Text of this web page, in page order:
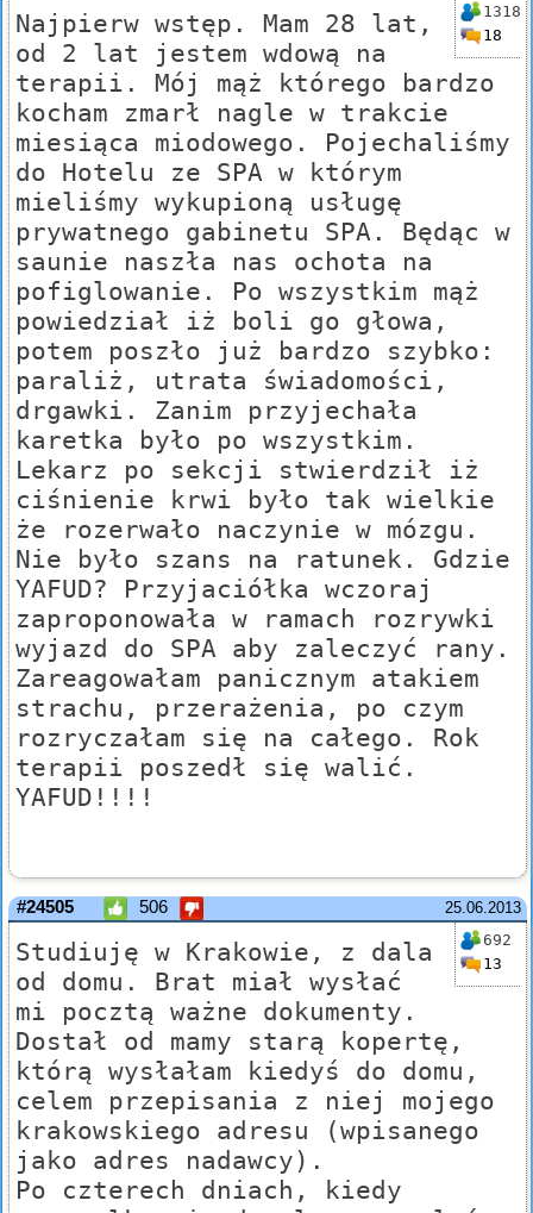
1318
18
Najpierw wstęp. Mam 28 lat,
od 2 lat jestem wdową na
terapii. Mój mąż którego bardzo
kocham zmarł nagle w trakcie
miesiąca miodowego. Pojechaliśmy
do Hotelu ze SPA w którym
mieliśmy wykupioną usługę
prywatnego gabinetu SPA. Będąc w
saunie naszła nas ochota na
pofiglowanie. Po wszystkim mąż
powiedział iż boli go głowa,
potem poszło już bardzo szybko:
paraliż, utrata świadomości,
drgawki. Zanim przyjechała
karetka było po wszystkim.
Lekarz po sekcji stwierdził iż
ciśnienie krwi było tak wielkie
że rozerwało naczynie w mózgu.
Nie było szans na ratunek. Gdzie
YAFUD? Przyjaciółka wczoraj
zaproponowała w ramach rozrywki
wyjazd do SPA aby zaleczyć rany.
Zareagowałam panicznym atakiem
strachu, przerażenia, po czym
rozryczałam się na całego. Rok
terapii poszedł się walić.
YAFUD!!!!
25.06.2013
#24505 506
692
13
Studiuję w Krakowie, z dala
od domu. Brat miał wysłać
mi pocztą ważne dokumenty.
Dostał od mamy starą kopertę,
którą wysłałam kiedyś do domu,
celem przepisania z niej mojego
krakowskiego adresu (wpisanego
jako adres nadawcy).
Po czterech dniach, kiedy